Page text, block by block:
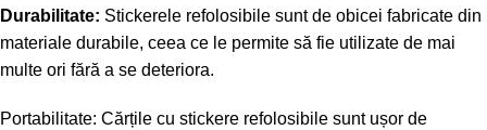
Durabilitate: Stickerele refolosibile sunt de obicei fabricate din
materiale durabile, ceea ce le permite să fie utilizate de mai
multe ori fără a se deteriora.
Portabilitate: Cărțile cu stickere refolosibile sunt ușor de